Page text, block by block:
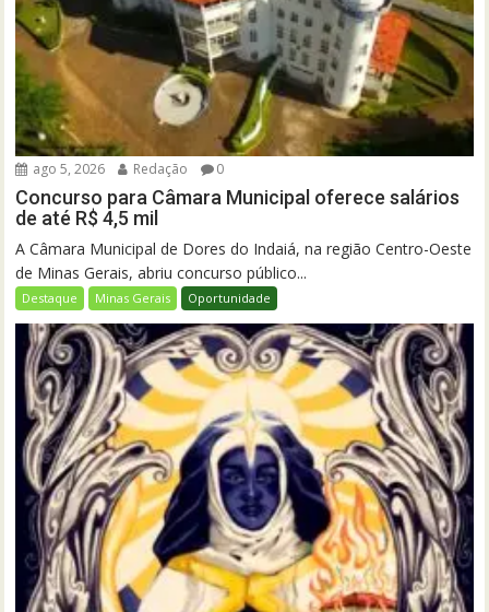
ago 5, 2026 Redação 0
Concurso para Câmara Municipal oferece salários
de até R$ 4,5 mil
A Câmara Municipal de Dores do Indaiá, na região Centro-Oeste
de Minas Gerais, abriu concurso público...
Destaque Minas Gerais Oportunidade